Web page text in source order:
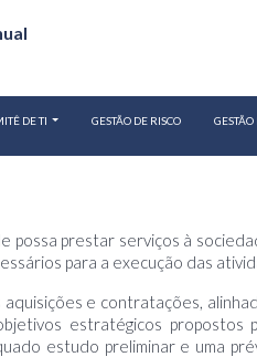
DE TI GESTÃO DE RISCO
prestar serviços à
para a execução das
e contratações,
estratégicos propostos
estudo preliminar e uma